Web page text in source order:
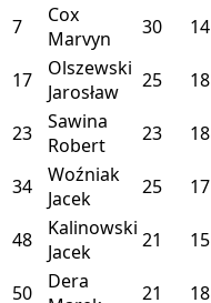
7
Cox
Marvyn
30 14
17
Olszewski
Jarosław
25 18
23
Sawina
Robert
23 18
34
Woźniak
Jacek
25 17
48
Kalinowski
Jacek
21 15
50
Dera
21 18